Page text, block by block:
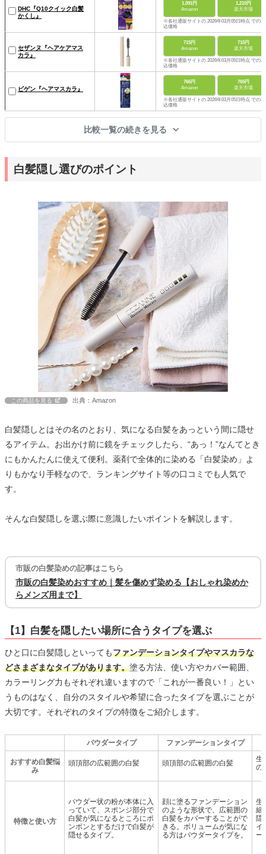
DHC『Q10クイック白髪
かくし』
1,091円
Amazon
1,210円
楽天市場
※各社通販サイトの 2026年03月05日時点 での税
込価格
セザンヌ『ヘアケアマス
カラ』
715円
Amazon
715円
楽天市場
※各社通販サイトの 2026年03月05日時点 での税
込価格
ビゲン『ヘアマスカラ』
766円
Amazon
765円
楽天市場
※各社通販サイトの 2026年03月05日時点 での税
込価格
比較一覧の続きを見る
白髪隠し選びのポイント
この商品を見る 出典：Amazon
白髪隠しとはその名のとおり、気になる白髪をあっという間に隠せ
るアイテム。お出かけ前に鏡をチェックしたら、“あっ！”なんてとき
にもかんたんに使えて便利。薬剤で全体的に染める「白髪染め」よ
りもかなり手軽なので、ランキングサイト等の口コミでも人気で
す。
そんな白髪隠しを選ぶ際に意識したいポイントを解説します。
市販の白髪染めの記事はこちら
市販の白髪染めおすすめ｜髪を傷めず染める【おしゃれ染めか
らメンズ用まで】
【1】白髪を隠したい場所に合うタイプを選ぶ
ひと口に白髪隠しといってもファンデーションタイプやマスカラな
どさまざまなタイプがあります。塗る方法、使い方やカバー範囲、
カラーリング力もそれぞれ違いますので「これが一番良い！」とい
うものはなく、自分のスタイルや希望に合ったタイプを選ぶことが
大切です。それぞれのタイプの特徴をご紹介します。
パウダータイプ ファンデーションタイプ
おすすめ白髪悩
み
頭頂部の広範囲の白髪 頭頂部の広範囲の白髪
生
の
特徴と使い方
パウダー状の粉が本体に入
っていて、スポンジ部分で
白髪が気になるところにポ
ンポンとするだけで白髪が
隠せるタイプ。
顔に塗るファンデーション
のような形状で、広範囲の
白髪をカバーすることがで
きる。ボリュームが気にな
る方はパウダータイプを。
生
細
隠
イ
ー